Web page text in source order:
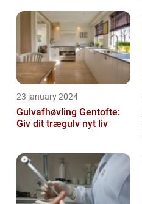
23 january 2024
Gulvafhøvling Gentofte:
Giv dit trægulv nyt liv